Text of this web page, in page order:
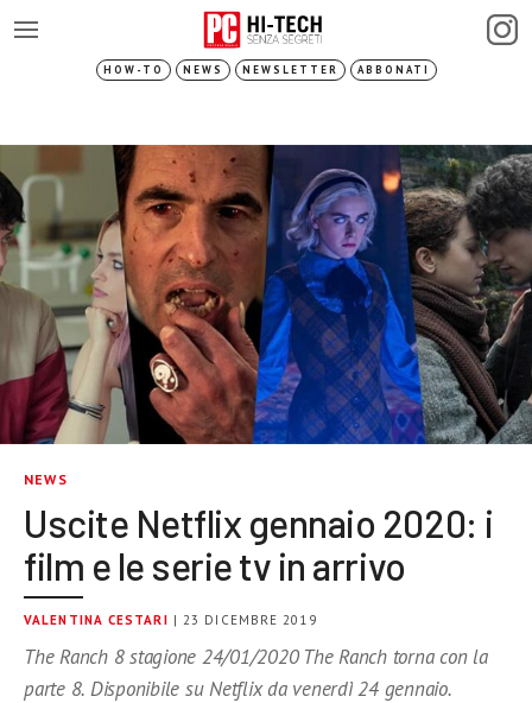
HOW-TO NEWS NEWSLETTER ABBONATI
NEWS
Uscite Netflix gennaio 2020: i
film e le serie tv in arrivo
VALENTINA CESTARI | 23 DICEMBRE 2019
The Ranch 8 stagione 24/01/2020 The Ranch torna con la
parte 8. Disponibile su Netflix da venerdì 24 gennaio.